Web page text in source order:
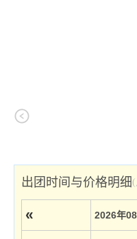
出团时间与价格明细(
« 2026年08